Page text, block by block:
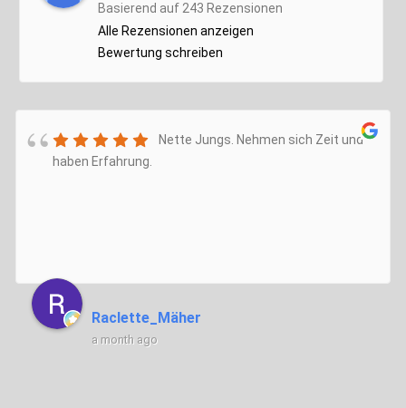
Basierend auf 243 Rezensionen
Alle Rezensionen anzeigen
Bewertung schreiben
Nette Jungs. Nehmen sich Zeit und
haben Erfahrung.
Raclette_Mäher
a month ago